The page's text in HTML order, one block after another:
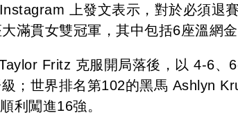
上發文表示，對於必須退
滿貫女雙冠軍，其中包括6座溫網金
Fritz 克服開局落後，以 4-6、
；世界排名第102的黑馬 Ashlyn
利闖進16強。